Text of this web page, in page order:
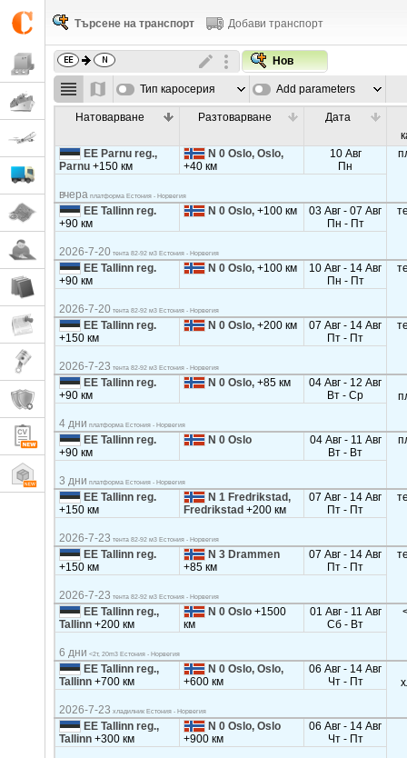
Търсене на транспорт Добави транспорт
Нов
Тип каросерия Add parameters
Натоварване Разтоварване
Дата
EE Parnu reg.,
Parnu+150 км
N 0 Oslo, Oslo,
+40 км
10 Авг
Пн
вчера платформа Естония - Норвегия
EE Tallinn reg.
+90 км
N 0 Oslo,+100 км
03 Авг - 07 Авг
Пн - Пт
2026-7-20 тента 82-92 м3 Естония - Норвегия
EE Tallinn reg.
+90 км
N 0 Oslo,+100 км
10 Авг - 14 Авг
Пн - Пт
2026-7-20 тента 82-92 м3 Естония - Норвегия
EE Tallinn reg.
+150 км
N 0 Oslo,+200 км
07 Авг - 14 Авг
Пт - Пт
2026-7-23 тента 82-92 м3 Естония - Норвегия
EE Tallinn reg.
+90 км
N 0 Oslo,+85 км
04 Авг - 12 Авг
Вт - Ср
4 дни платформа Естония - Норвегия
EE Tallinn reg.
+90 км
N 0 Oslo
04 Авг - 11 Авг
Вт - Вт
3 дни платформа Естония - Норвегия
EE Tallinn reg.
+150 км
N 1 Fredrikstad,
Fredrikstad+200 км
07 Авг - 14 Авг
Пт - Пт
2026-7-23 тента 82-92 м3 Естония - Норвегия
EE Tallinn reg.
+150 км
N 3 Drammen
+85 км
07 Авг - 14 Авг
Пт - Пт
2026-7-23 тента 82-92 м3 Естония - Норвегия
EE Tallinn reg.,
Tallinn+200 км
N 0 Oslo+1500
км
01 Авг - 11 Авг
Сб - Вт
6 дни <2т, 20m3 Естония - Норвегия
EE Tallinn reg.,
Tallinn+700 км
N 0 Oslo, Oslo,
+600 км
06 Авг - 14 Авг
Чт - Пт
2026-7-23 хладилник Естония - Норвегия
EE Tallinn reg.,
Tallinn+300 км
N 0 Oslo, Oslo
+900 км
06 Авг - 14 Авг
Чт - Пт